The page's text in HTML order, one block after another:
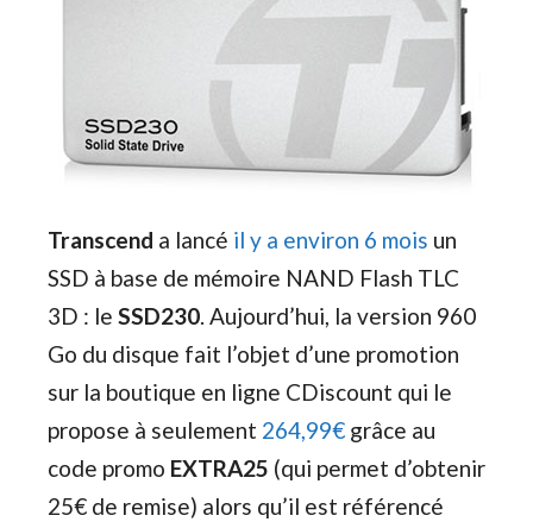
Transcend a lancé il y a environ 6 mois un
SSD à base de mémoire NAND Flash TLC
3D : le SSD230. Aujourd’hui, la version 960
Go du disque fait l’objet d’une promotion
sur la boutique en ligne CDiscount qui le
propose à seulement 264,99€ grâce au
code promo EXTRA25 (qui permet d’obtenir
25€ de remise) alors qu’il est référencé